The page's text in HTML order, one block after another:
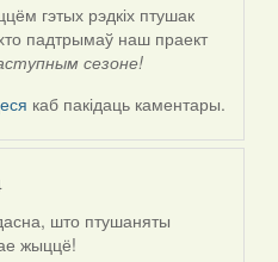
гэтых рэдкіх птушак
падтрымаў наш праект
сезоне!
каб пакідаць каментары.
што птушаняты
жыццё!